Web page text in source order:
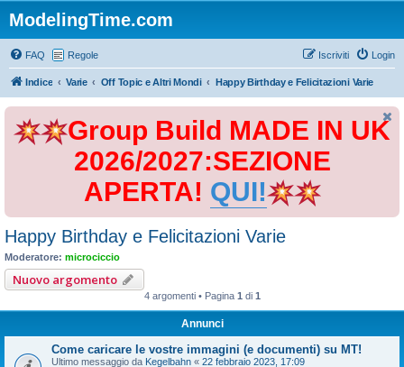
ModelingTime.com
FAQ Regole Login
Iscriviti
Indice Varie Off Topic e Altri Mondi Happy Birthday e Felicitazioni Varie
Group Build MADE IN UK
2026/2027:SEZIONE
APERTA! QUI!
Happy Birthday e Felicitazioni Varie
Moderatore: microciccio
Nuovo argomento
4 argomenti • Pagina 1 di 1
Annunci
Come caricare le vostre immagini (e documenti) su MT!
Ultimo messaggio da Kegelbahn « 22 febbraio 2023, 17:09